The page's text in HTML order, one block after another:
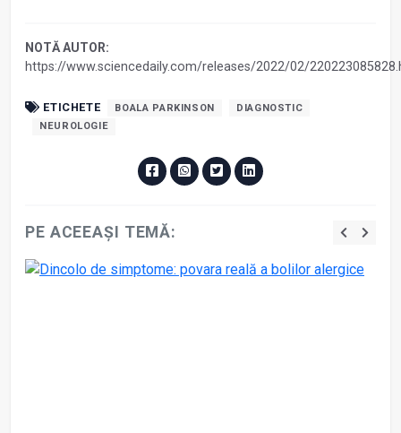
NOTĂ AUTOR:
https://www.sciencedaily.com/releases/2022/02/
ETICHETE BOALA PARKINSON
DIAGNOSTIC
NEUROLOGIE
PE ACEEAȘI TEMĂ: